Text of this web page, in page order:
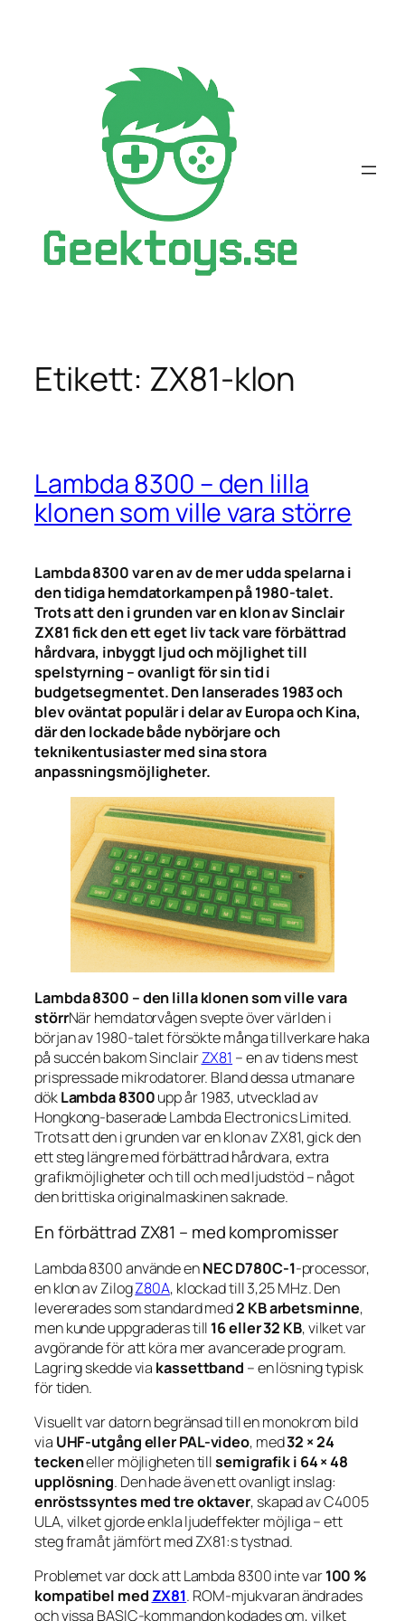
Etikett: ZX81-klon
Lambda 8300 – den lilla
klonen som ville vara större
Lambda 8300 var en av de mer udda spelarna i
den tidiga hemdatorkampen på 1980-talet.
Trots att den i grunden var en klon av Sinclair
ZX81 fick den ett eget liv tack vare förbättrad
hårdvara, inbyggt ljud och möjlighet till
spelstyrning – ovanligt för sin tid i
budgetsegmentet. Den lanserades 1983 och
blev oväntat populär i delar av Europa och Kina,
där den lockade både nybörjare och
teknikentusiaster med sina stora
anpassningsmöjligheter.
Lambda 8300 – den lilla klonen som ville vara
störrNär hemdatorvågen svepte över världen i
början av 1980-talet försökte många tillverkare haka
på succén bakom SinclairZX81 – en av tidens mest
prispressade mikrodatorer. Bland dessa utmanare
dökLambda 8300upp år 1983, utvecklad av
Hongkong-baseradeLambda Electronics Limited.
Trots att den i grunden var en klon av ZX81, gick den
ett steg längre med förbättrad hårdvara, extra
grafikmöjligheter och till och med ljudstöd – något
den brittiska originalmaskinen saknade.
En förbättrad ZX81 – med kompromisser
Lambda 8300 använde enNEC D780C-1-processor,
en klon av ZilogZ80A, klockad till 3,25 MHz. Den
levererades som standard med2 KB arbetsminne,
men kunde uppgraderas till 16 eller 32 KB, vilket var
avgörande för att köra mer avancerade program.
Lagring skedde via kassettband – en lösning typisk
för tiden.
Visuellt var datorn begränsad till en monokrom bild
via UHF-utgång eller PAL-video, med32 × 24
teckeneller möjligheten tillsemigrafik i 64 × 48
upplösning. Den hade även ett ovanligt inslag:
enröstssyntes med tre oktaver, skapad av C4005
ULA, vilket gjorde enkla ljudeffekter möjliga – ett
steg framåt jämfört med ZX81:s tystnad.
Problemet var dock att Lambda 8300 inte var100 %
kompatibel med ZX81. ROM-mjukvaran ändrades
och vissa BASIC-kommandon kodades om, vilket